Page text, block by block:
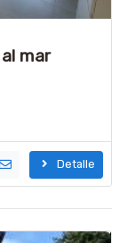
mar
Detalle